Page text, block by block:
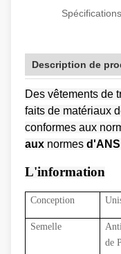
Description de
Des vêtements de
faits de matériaux
conformes aux
aux normes
L'information
Conception
Semelle
de